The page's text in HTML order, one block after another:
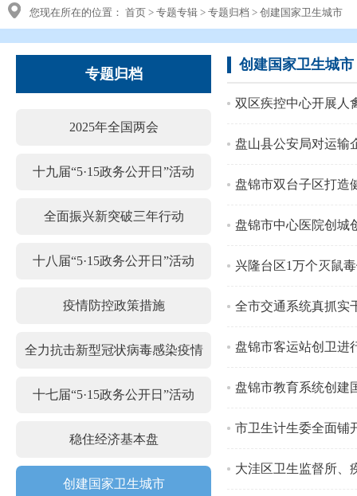
您现在所在的位置： 首页 > 专题专辑 > 专题归档 > 创建国家卫生城市
专题归档
2025年全国两会
十九届“5·15政务公开日”活动
全面振兴新突破三年行动
十八届“5·15政务公开日”活动
疫情防控政策措施
全力抗击新型冠状病毒感染疫情
十七届“5·15政务公开日”活动
稳住经济基本盘
创建国家卫生城市
创建国家卫生城市
双区疾控中心开展人
盘山县公安局对运输
盘锦市双台子区打造
盘锦市中心医院创城
兴隆台区1万个灭鼠
全市交通系统真抓实
盘锦市客运站创卫进
盘锦市教育系统创建
市卫生计生委全面铺
大洼区卫生监督所、